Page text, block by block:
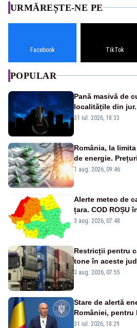
URMĂREȘTE-NE PE
Facebook TikTok
POPULAR
Pană masivă de
localitățile din
semafoarele,
31 iul. 2026, 18:33
România, la
de energie.
Analiză Realitatea
1 aug. 2026, 09:46
Alerte meteo de
țara. COD ROȘU
3 aug. 2026, 07:48
Restricții pentru
tone în aceste
este interzisă
3 aug. 2026, 07:55
Stare de alertă
României, pentru
a anunțat
31 iul. 2026, 18:29